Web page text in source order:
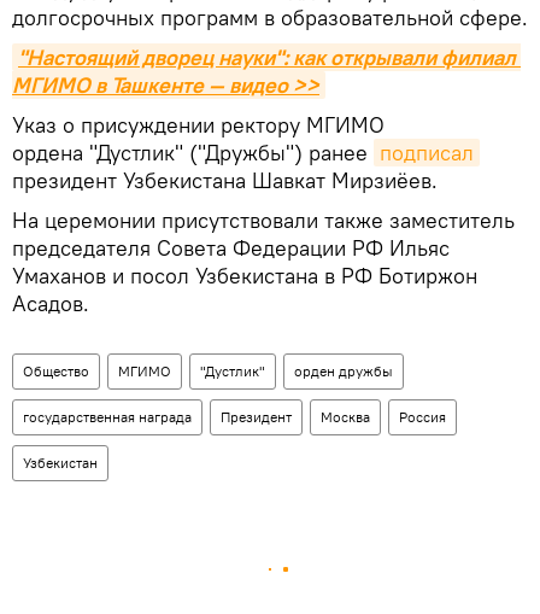
долгосрочных программ в образовательной сфере.
"Настоящий дворец науки": как открывали филиал
МГИМО в Ташкенте — видео >>
Указ о присуждении ректору МГИМО
ордена "Дустлик" ("Дружбы") ранее подписал
президент Узбекистана Шавкат Мирзиёев.
На церемонии присутствовали также заместитель
председателя Совета Федерации РФ Ильяс
Умаханов и посол Узбекистана в РФ Ботиржон
Асадов.
Общество МГИМО "Дустлик" орден дружбы
государственная награда Президент Москва Россия
Узбекистан